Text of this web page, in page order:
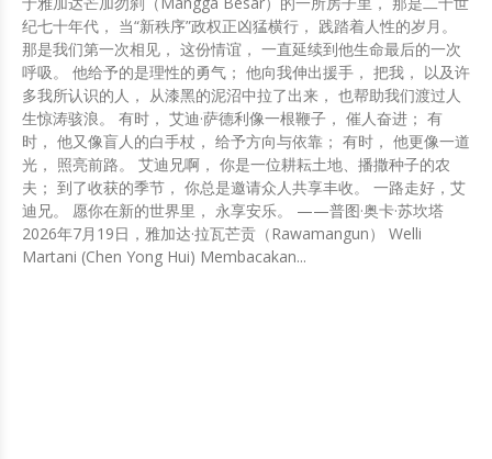
纪七十年代， 当“新秩序”政权正凶猛横行， 践踏着人性的岁月。
那是我们第一次相见， 这份情谊， 一直延续到他生命最后的一次
呼吸。 他给予的是理性的勇气； 他向我伸出援手， 把我， 以及许
多我所认识的人， 从漆黑的泥沼中拉了出来， 也帮助我们渡过人
生惊涛骇浪。 有时， 艾迪·萨德利像一根鞭子， 催人奋进； 有
时， 他又像盲人的白手杖， 给予方向与依靠； 有时， 他更像一道
光， 照亮前路。 艾迪兄啊， 你是一位耕耘土地、播撒种子的农
夫； 到了收获的季节， 你总是邀请众人共享丰收。 一路走好，艾
迪兄。 愿你在新的世界里， 永享安乐。 ——普图·奥卡·苏坎塔
2026年7月19日，雅加达·拉瓦芒贡（Rawamangun） Welli
Martani (Chen Yong Hui) Membacakan...